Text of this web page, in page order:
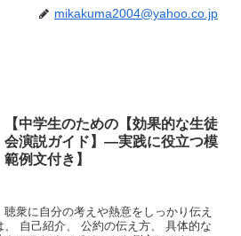
mikakuma2004@yahoo.co.jp
【中学生のための【効果的な生徒
会演説ガイド】―実践に役立つ模
範例文付き】
衆に自分の考えや熱意をしっかり伝え
自己紹介、 公約の伝え方、 具体的な